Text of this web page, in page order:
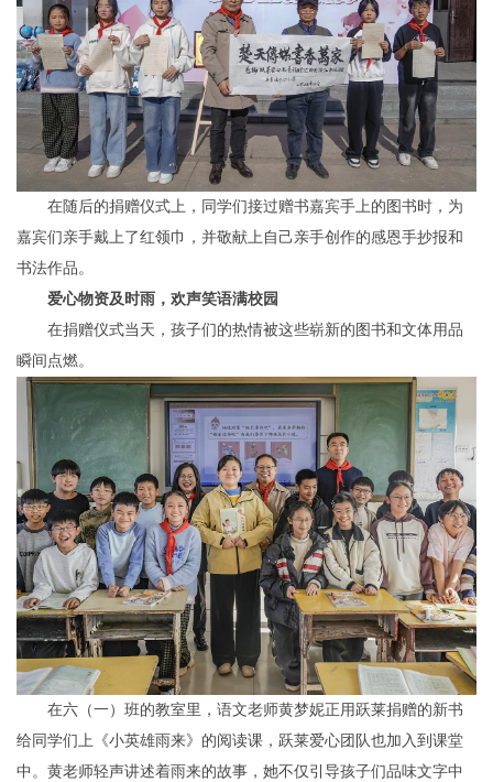
在随后的捐赠仪式上，同学们接过赠书嘉宾手上的图书时，为
嘉宾们亲手戴上了红领巾，并敬献上自己亲手创作的感恩手抄报和
书法作品。
爱心物资及时雨，欢声笑语满校园
在捐赠仪式当天，孩子们的热情被这些崭新的图书和文体用品
瞬间点燃。
在六（一）班的教室里，语文老师黄梦妮正用跃莱捐赠的新书
给同学们上《小英雄雨来》的阅读课，跃莱爱心团队也加入到课堂
中。黄老师轻声讲述着雨来的故事，她不仅引导孩子们品味文字中